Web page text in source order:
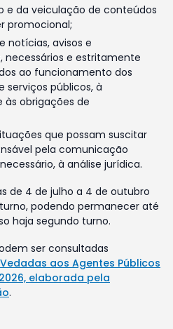
e da veiculação de conteúdos
promocional;
notícias, avisos e
necessários e estritamente
ao funcionamento dos
serviços públicos, à
obrigações de
que possam suscitar
pela comunicação
à análise jurídica.
de 4 de julho a 4 de outubro
podendo permanecer até
haja segundo turno.
ser consultadas
aos Agentes Públicos
elaborada pela
.